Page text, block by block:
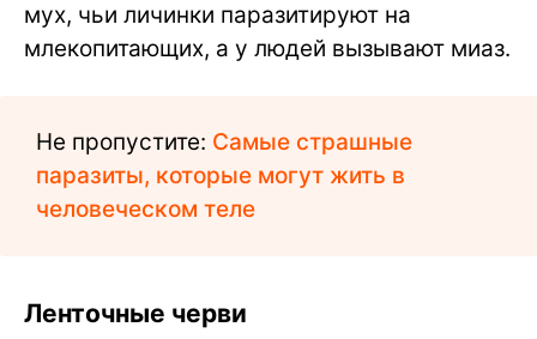
мух, чьи личинки паразитируют на
млекопитающих, а у людей вызывают миаз.
Не пропустите: Самые страшные
паразиты, которые могут жить в
человеческом теле
Ленточные черви